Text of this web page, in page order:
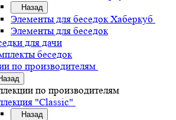
Назад
Элементы для беседок Хаберкуб
Элементы для беседок
для дачи
беседок
по производителям
по производителям
"Classic"
Назад